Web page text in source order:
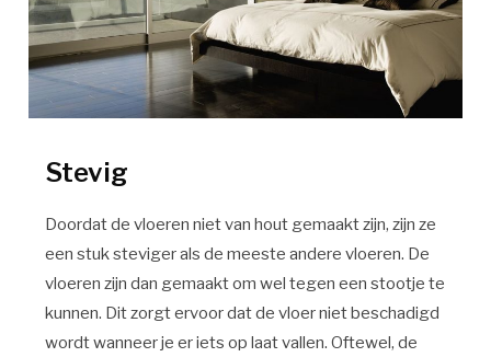
Stevig
Doordat de vloeren niet van hout gemaakt zijn, zijn ze
een stuk steviger als de meeste andere vloeren. De
vloeren zijn dan gemaakt om wel tegen een stootje te
kunnen. Dit zorgt ervoor dat de vloer niet beschadigd
wordt wanneer je er iets op laat vallen. Oftewel, de